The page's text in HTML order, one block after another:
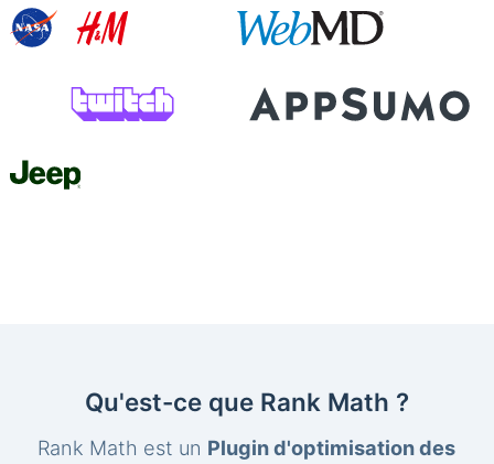
Qu'est-ce que Rank Math ?
Rank Math est un Plugin d'optimisation des